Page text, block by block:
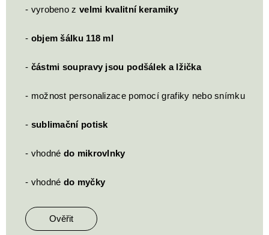
- vyrobeno z velmi kvalitní keramiky
- objem šálku 118 ml
- částmi soupravy jsou podšálek a lžička
- možnost personalizace pomocí grafiky nebo snímku
- sublimační potisk
- vhodné do mikrovlnky
- vhodné do myčky
Ověřit